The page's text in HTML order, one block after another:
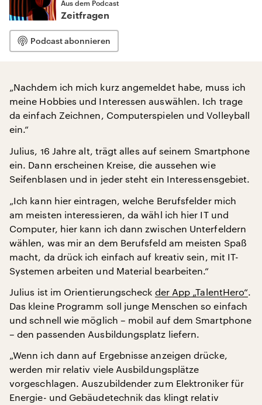
Aus dem Podcast
Zeitfragen
Podcast abonnieren
„Nachdem ich mich kurz angemeldet habe, muss ich
meine Hobbies und Interessen auswählen. Ich trage
da einfach Zeichnen, Computerspielen und Volleyball
ein.“
Julius, 16 Jahre alt, trägt alles auf seinem Smartphone
ein. Dann erscheinen Kreise, die aussehen wie
Seifenblasen und in jeder steht ein Interessensgebiet.
„Ich kann hier eintragen, welche Berufsfelder mich
am meisten interessieren, da wähl ich hier IT und
Computer, hier kann ich dann zwischen Unterfeldern
wählen, was mir an dem Berufsfeld am meisten Spaß
macht, da drück ich einfach auf kreativ sein, mit IT-
Systemen arbeiten und Material bearbeiten.“
Julius ist im Orientierungscheck der App „TalentHero“.
Das kleine Programm soll junge Menschen so einfach
und schnell wie möglich – mobil auf dem Smartphone
– den passenden Ausbildungsplatz liefern.
„Wenn ich dann auf Ergebnisse anzeigen drücke,
werden mir relativ viele Ausbildungsplätze
vorgeschlagen. Auszubildender zum Elektroniker für
Energie- und Gebäudetechnik das klingt relativ